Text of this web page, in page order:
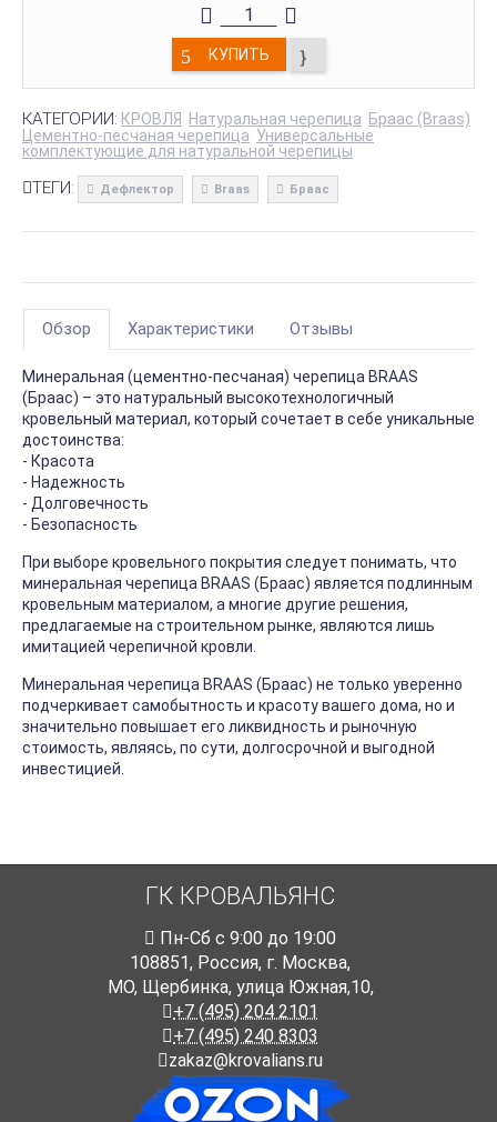
КУПИТЬ
КАТЕГОРИИ: КРОВЛЯ Натуральная черепица Браас (Braas)
Цементно-песчаная черепица Универсальные
комплектующие для натуральной черепицы
ТЕГИ: Дефлектор Braas Браас
Обзор Характеристики Отзывы
Минеральная (цементно-песчаная) черепица BRAAS
(Браас) – это натуральный высокотехнологичный
кровельный материал, который сочетает в себе уникальные
достоинства:
- Красота
- Надежность
- Долговечность
- Безопасность
При выборе кровельного покрытия следует понимать, что
минеральная черепица BRAAS (Браас) является подлинным
кровельным материалом, а многие другие решения,
предлагаемые на строительном рынке, являются лишь
имитацией черепичной кровли.
Минеральная черепица BRAAS (Браас) не только уверенно
подчеркивает самобытность и красоту вашего дома, но и
значительно повышает его ликвидность и рыночную
стоимость, являясь, по сути, долгосрочной и выгодной
инвестицией.
ГК КРОВАЛЬЯНС
Пн-Cб с 9:00 до 19:00
108851, Россия, г. Москва,
МО, Щербинка, улица Южная,10,
+7 (495) 204 2101
+7 (495) 240 8303
zakaz@krovalians.ru